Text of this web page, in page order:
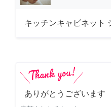
キッチンキャビネット
ありがとうございます